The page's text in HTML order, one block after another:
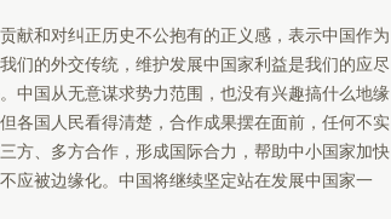
和对纠正历史不公抱有的正义感，表示中国作为
们的外交传统，维护发展中国家利益是我们的应尽
中国从无意谋求势力范围，也没有兴趣搞什么地缘
各国人民看得清楚，合作成果摆在面前，任何不实
方、多方合作，形成国际合力，帮助中小国家加快
应被边缘化。中国将继续坚定站在发展中国家一